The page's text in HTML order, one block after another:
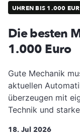
UHREN BIS 1.000
Die besten
1.000 Euro
Gute Mechanik
aktuellen
überzeugen mit
Technik und
18. Jul 2026